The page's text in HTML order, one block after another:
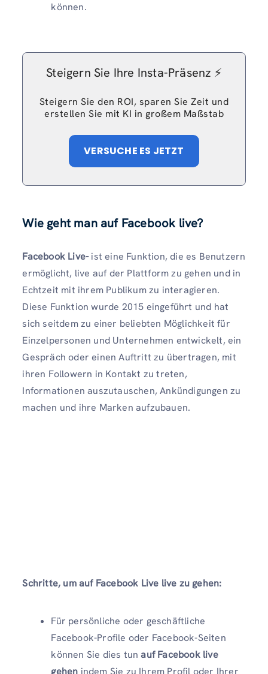
können.
Steigern Sie Ihre Insta-Präsenz ⚡️
Steigern Sie den ROI, sparen Sie Zeit und
erstellen Sie mit KI in großem Maßstab
VERSUCHE ES JETZT
Wie geht man auf Facebook live?
Facebook Live-ist eine Funktion, die es Benutzern
ermöglicht, live auf der Plattform zu gehen und in
Echtzeit mit ihrem Publikum zu interagieren.
Diese Funktion wurde 2015 eingeführt und hat
sich seitdem zu einer beliebten Möglichkeit für
Einzelpersonen und Unternehmen entwickelt, ein
Gespräch oder einen Auftritt zu übertragen, mit
ihren Followern in Kontakt zu treten,
Informationen auszutauschen, Ankündigungen zu
machen und ihre Marken aufzubauen.
Schritte, um auf Facebook Live live zu gehen:
Für persönliche oder geschäftliche
Facebook-Profile oder Facebook-Seiten
können Sie dies tunauf Facebook live
gehen indem Sie zu Ihrem Profil oder Ihrer